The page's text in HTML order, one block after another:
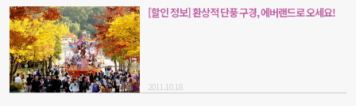
[할인 정보] 환상적 단풍 구경, 에버랜드로 오세요!
2011.10.18